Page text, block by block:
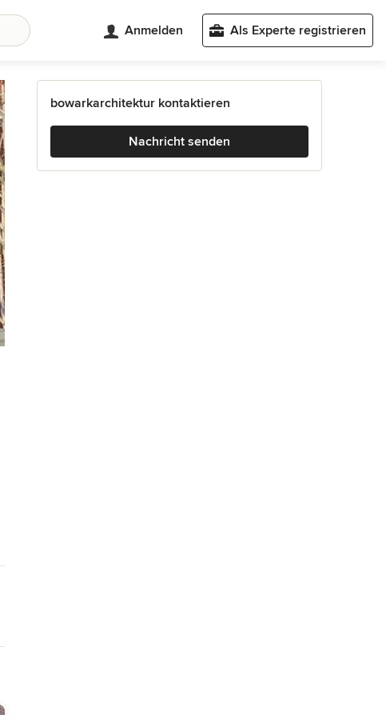
Anmelden Als Experte registrieren
bowarkarchitektur kontaktieren
Nachricht senden